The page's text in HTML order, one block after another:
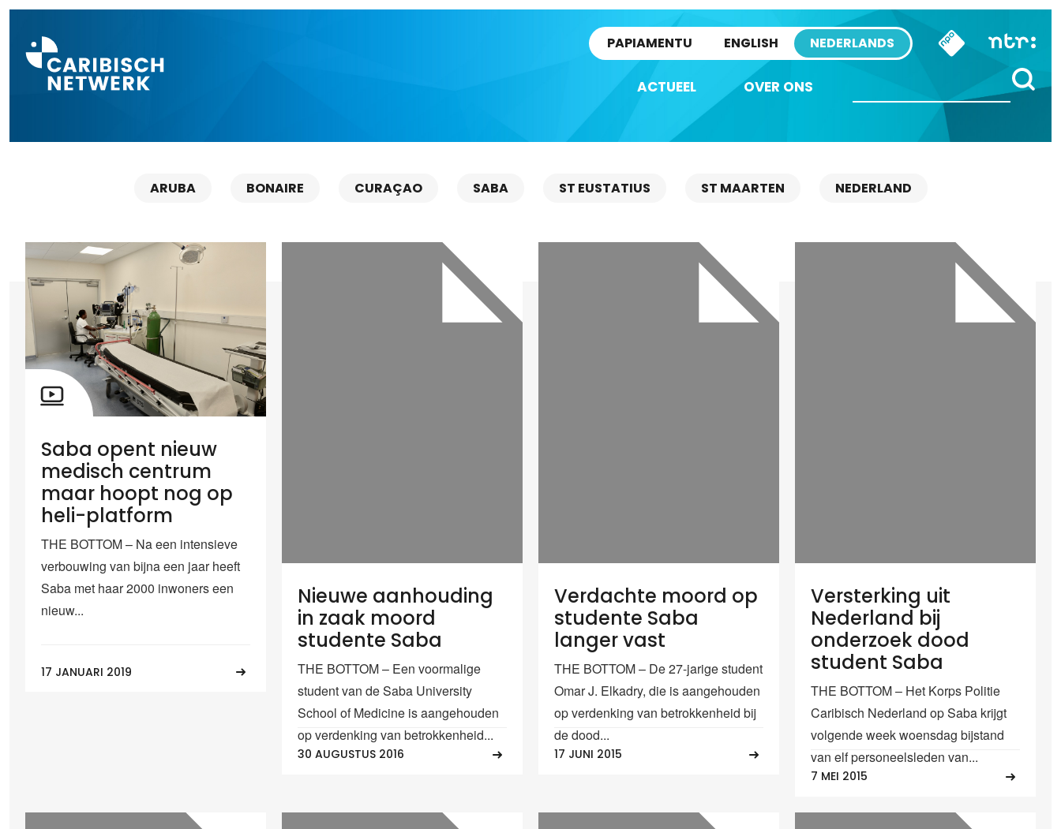
PAPIAMENTU ENGLISH NEDERLANDS
ACTUEEL OVER ONS
ARUBA BONAIRE CURAÇAO SABA ST EUSTATIUS ST MAARTEN NEDERLAND
Saba opent nieuw
medisch centrum
maar hoopt nog op
heli-platform
THE BOTTOM – Na een intensieve
verbouwing van bijna een jaar heeft
Saba met haar 2000 inwoners een
nieuw...
17 JANUARI 2019
Nieuwe aanhouding
in zaak moord
studente Saba
THE BOTTOM – Een voormalige
student van de Saba University
School of Medicine is aangehouden
op verdenking van betrokkenheid...
30 AUGUSTUS 2016
Verdachte moord op
studente Saba
langer vast
THE BOTTOM – De 27-jarige student
Omar J. Elkadry, die is aangehouden
op verdenking van betrokkenheid bij
de dood...
17 JUNI 2015
Versterking uit
Nederland bij
onderzoek dood
student Saba
THE BOTTOM – Het Korps Politie
Caribisch Nederland op Saba krijgt
volgende week woensdag bijstand
van elf personeelsleden van...
7 MEI 2015